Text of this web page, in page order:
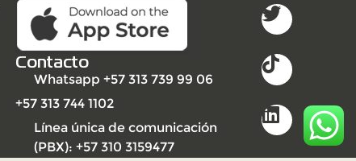
Contacto
Whatsapp +57 313 739 99 06
+57 313 744 1102
Línea única de comunicación
(PBX): +57 310 3159477